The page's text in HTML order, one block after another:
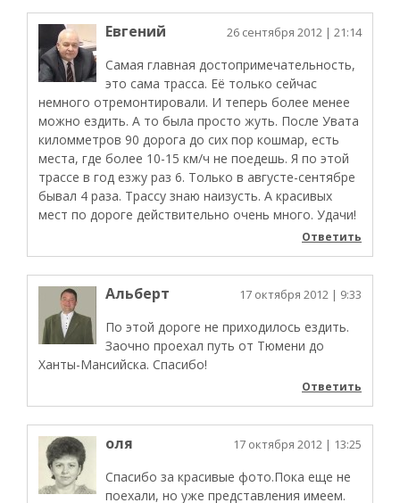
Евгений 26 сентября 2012 | 21:14
Самая главная достопримечательность,
это сама трасса. Её только сейчас
немного отремонтировали. И теперь более менее
можно ездить. А то была просто жуть. После Увата
киломметров 90 дорога до сих пор кошмар, есть
места, где более 10-15 км/ч не поедешь. Я по этой
трассе в год езжу раз 6. Только в августе-сентябре
бывал 4 раза. Трассу знаю наизусть. А красивых
мест по дороге действительно очень много. Удачи!
Ответить
Альберт 17 октября 2012 | 9:33
По этой дороге не приходилось ездить.
Заочно проехал путь от Тюмени до
Ханты-Мансийска. Спасибо!
Ответить
оля 17 октября 2012 | 13:25
Спасибо за красивые фото.Пока еще не
поехали, но уже представления имеем.